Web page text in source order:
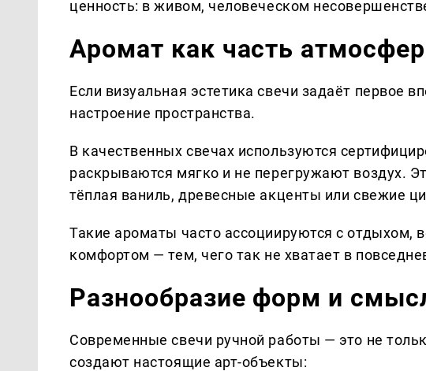
ценность: в живом, человеческом
Аромат как часть
Если визуальная эстетика свечи задаёт первое
настроение пространства.
В качественных свечах используются
раскрываются мягко и не перегружают воздух.
тёплая ваниль, древесные акценты или свежие
Такие ароматы часто ассоциируются с отдыхом,
комфортом — тем, чего так не хватает в
Разнообразие форм и
Современные свечи ручной работы — это не
создают настоящие арт-объекты: